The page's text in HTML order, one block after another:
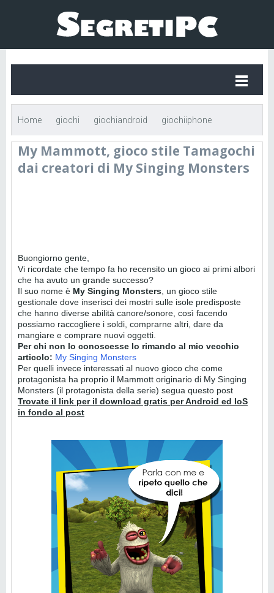
Home giochi giochiandroid giochiiphone
informatica My Mammott, gioco stile Tamagochi dai
My Mammott, gioco stile Tamagochi
dai creatori di My Singing Monsters
Buongiorno gente,
Vi ricordate che tempo fa ho recensito un gioco ai primi albori
che ha avuto un grande successo?
Il suo nome è My Singing Monsters , un gioco stile
gestionale dove inserisci dei mostri sulle isole predisposte
che hanno diverse abilità canore/sonore, così facendo
possiamo raccogliere i soldi, comprarne altri, dare da
mangiare e comprare nuovi oggetti.
Per chi non lo conoscesse lo rimando al mio vecchio
articolo: My Singing Monsters
Per quelli invece interessati al nuovo gioco che come
protagonista ha proprio il Mammott originario di My Singing
Monsters (il protagonista della serie) segua questo post
Trovate il link per il download gratis per Android ed IoS
in fondo al post